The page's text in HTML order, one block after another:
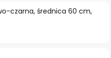
czarna, średnica 60 cm,